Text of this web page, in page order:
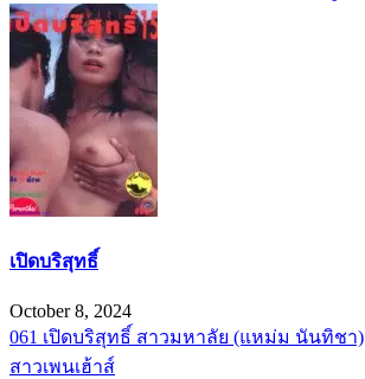
เปิดบริสุทธิ์
October 8, 2024
061 เปิดบริสุทธิ์ สาวมหาลัย (แหม่ม นันทิชา)
สาวเพนเฮ้าส์